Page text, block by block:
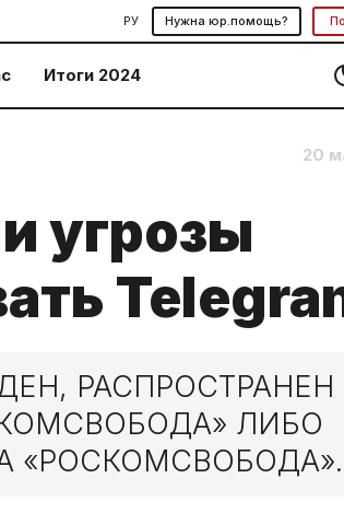
РУ Нужна юр.помощь?
Итоги 2024
20
угрозы
РАСПРОСТРАНЕН
ЛИБО
«РОСКОМСВОБОДА».